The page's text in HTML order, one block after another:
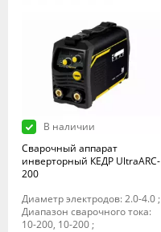
В наличии
Сварочный аппарат
инверторный КЕДР UltraARC-
200
Диаметр электродов: 2.0-4.0 ;
Диапазон сварочного тока:
10-200, 10-200 ;